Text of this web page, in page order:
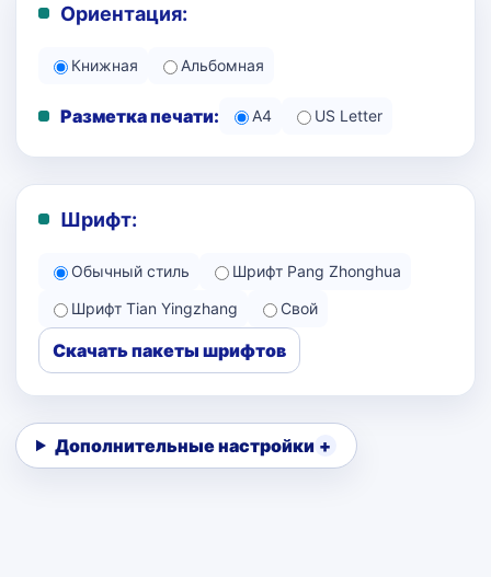
Ориентация:
Книжная Альбомная
Разметка печати: A4 US Letter
Шрифт:
Обычный стиль
Шрифт Pang Zhonghua
Шрифт Tian Yingzhang
Свой
Скачать пакеты шрифтов
Дополнительные настройки